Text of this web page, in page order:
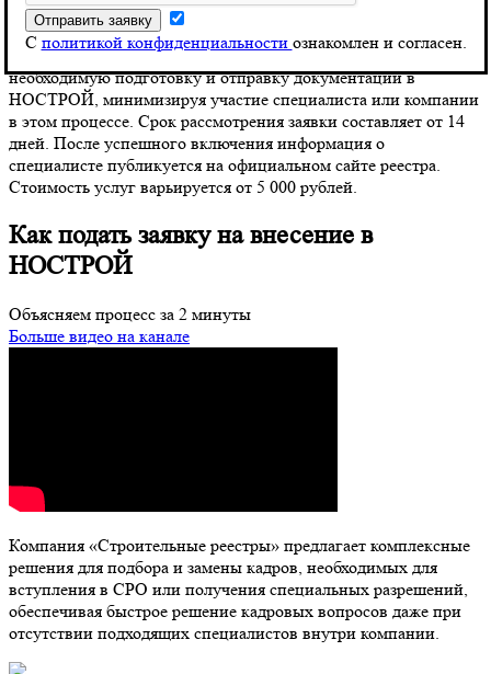
С политикой конфиденциальности ознакомлен и согласен.
должностную инструкцию.
Компания «Строительные реестры» берет на себя всю
необходимую подготовку и отправку документации в
НОСТРОЙ, минимизируя участие специалиста или компании
в этом процессе. Срок рассмотрения заявки составляет от 14
дней. После успешного включения информация о
специалисте публикуется на официальном сайте реестра.
Стоимость услуг варьируется от 5 000 рублей.
Как подать заявку на внесение в
НОСТРОЙ
Объясняем процесс за 2 минуты
Больше видео на канале
Компания «Строительные реестры» предлагает комплексные
решения для подбора и замены кадров, необходимых для
вступления в СРО или получения специальных разрешений,
обеспечивая быстрое решение кадровых вопросов даже при
отсутствии подходящих специалистов внутри компании.